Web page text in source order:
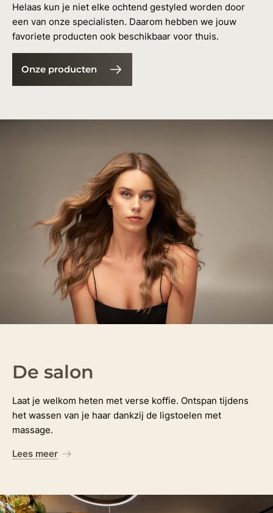
Helaas kun je niet elke ochtend gestyled worden door
een van onze specialisten. Daarom hebben we jouw
favoriete producten ook beschikbaar voor thuis.
Onze producten
De salon
Laat je welkom heten met verse koffie. Ontspan tijdens
het wassen van je haar dankzij de ligstoelen met
massage.
Lees meer